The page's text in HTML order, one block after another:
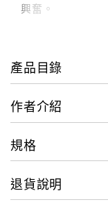
興奮。
產品目錄
作者介紹
規格
退貨說明